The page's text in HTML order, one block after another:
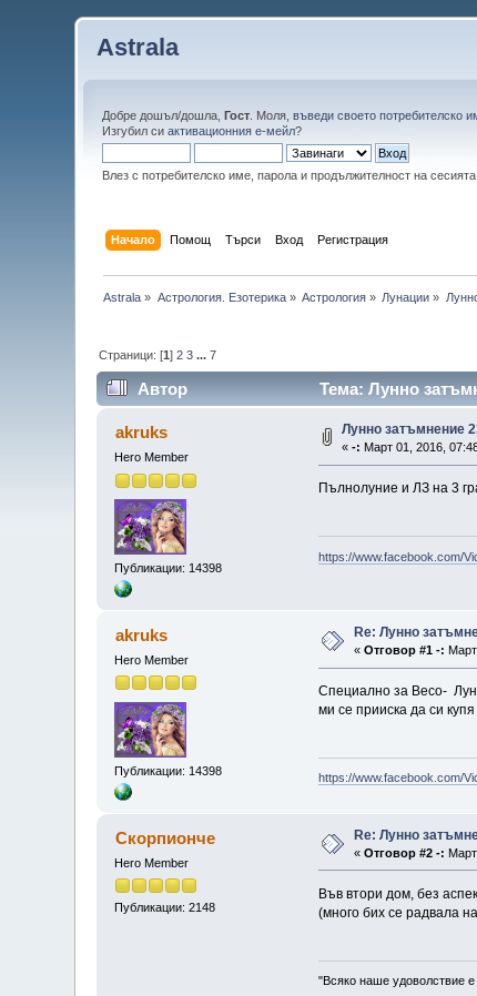
Astrala
Добре дошъл/дошла,Гост . Моля,въведи своето потребителско
Изгубил сиактивационния е-мейл?
Влез с потребителско име, парола и продължителност на сесията
Начало Помощ Търси Вход Регистрация
Astrala » Астрология. Езотерика» Астрология » Лунации »
Страници: [1]2 3 ...7
Автор Тема: Лунно
akruks
Hero Member
Публикации: 14398
Лунно затъмнение
«-: Март 01, 2016,
Пълнолуние и ЛЗ на 3
https://www.facebook.com/
akruks
Hero Member
Публикации: 14398
Re: Лунно
«Отговор #1 -:
Специално за Весо-
ми се прииска да си
https://www.facebook.com/
Скорпионче
Hero Member
Публикации: 2148
Re: Лунно
«Отговор #2 -:
Във втори дом, без
(много бих се радвала
"Всяко наше удоволствие